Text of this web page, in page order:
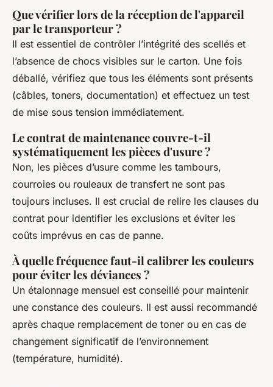
Que vérifier lors de la réception de l'appareil
par le transporteur ?
Il est essentiel de contrôler l’intégrité des scellés et
l’absence de chocs visibles sur le carton. Une fois
déballé, vérifiez que tous les éléments sont présents
(câbles, toners, documentation) et effectuez un test
de mise sous tension immédiatement.
Le contrat de maintenance couvre-t-il
systématiquement les pièces d'usure ?
Non, les pièces d’usure comme les tambours,
courroies ou rouleaux de transfert ne sont pas
toujours incluses. Il est crucial de relire les clauses du
contrat pour identifier les exclusions et éviter les
coûts imprévus en cas de panne.
À quelle fréquence faut-il calibrer les couleurs
pour éviter les déviances ?
Un étalonnage mensuel est conseillé pour maintenir
une constance des couleurs. Il est aussi recommandé
après chaque remplacement de toner ou en cas de
changement significatif de l’environnement
(température, humidité).